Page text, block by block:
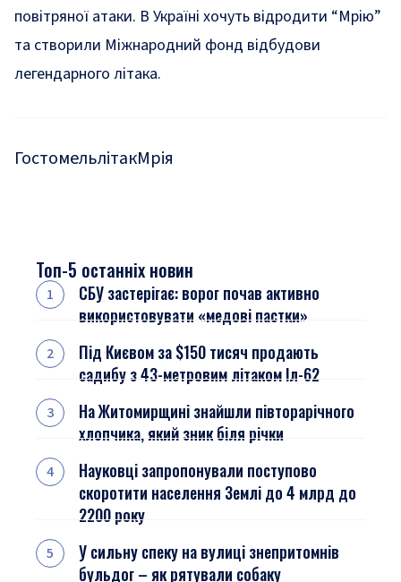
повітряної атаки. В Україні хочуть відродити “Мрію”
та створили Міжнародний фонд відбудови
легендарного літака.
ГостомельлітакМрія
Топ-5 останніх новин
СБУ застерігає: ворог почав активно
використовувати «медові пастки»
Під Києвом за $150 тисяч продають
садибу з 43-метровим літаком Іл-62
На Житомирщині знайшли півторарічного
хлопчика, який зник біля річки
Науковці запропонували поступово
скоротити населення Землі до 4 млрд до
2200 року
У сильну спеку на вулиці знепритомнів
бульдог – як рятували собаку